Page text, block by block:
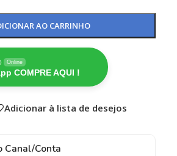
AO CARRINHO
Online
COMPRE AQUI !
Adicionar à lista de desejos
Canal/Conta